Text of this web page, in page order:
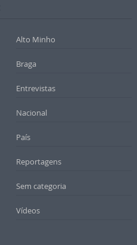
Alto Minho
Braga
Entrevistas
Nacional
País
Reportagens
Sem categoria
Vídeos